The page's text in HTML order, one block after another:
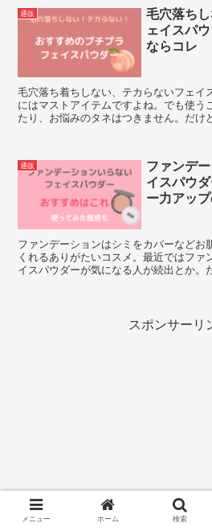
通販
毛穴落ち
ェイスパ
ならコレ
毛穴落ち着ちしない、テカらないフェイ
にはマストアイテムですよね。でも使う
たり、お悩みのタネはつきません。だけ
通販
ファンデ
イスパウ
ー力アッ
ファンデーションはシミをカバーなどお
くれるありがたいコスメ。最近ではファ
イスパウダーが気になる人が続出とか。
スポンサーリ
メニュー ホーム 検索